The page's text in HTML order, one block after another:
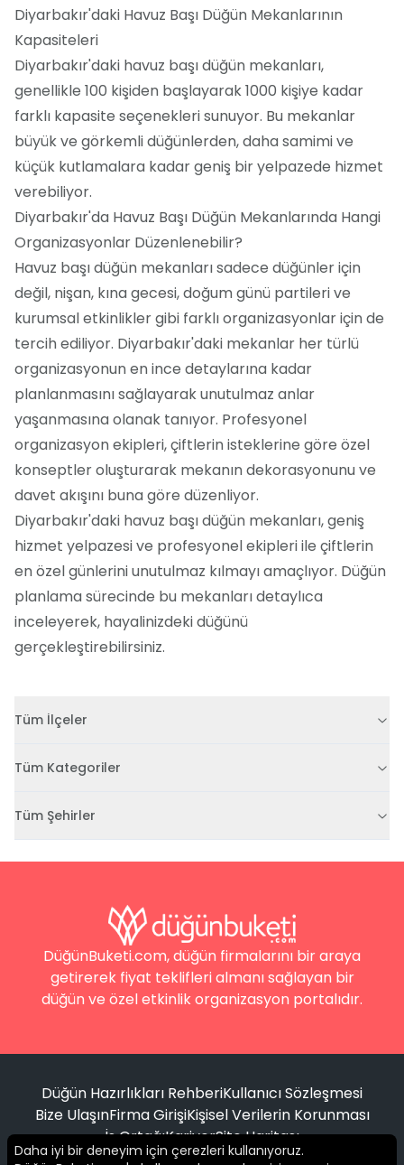
Diyarbakır'daki Havuz Başı Düğün Mekanlarının
Kapasiteleri
Diyarbakır'daki havuz başı düğün mekanları,
genellikle 100 kişiden başlayarak 1000 kişiye kadar
farklı kapasite seçenekleri sunuyor. Bu mekanlar
büyük ve görkemli düğünlerden, daha samimi ve
küçük kutlamalara kadar geniş bir yelpazede hizmet
verebiliyor.
Diyarbakır'da Havuz Başı Düğün Mekanlarında Hangi
Organizasyonlar Düzenlenebilir?
Havuz başı düğün mekanları sadece düğünler için
değil, nişan, kına gecesi, doğum günü partileri ve
kurumsal etkinlikler gibi farklı organizasyonlar için de
tercih ediliyor. Diyarbakır'daki mekanlar her türlü
organizasyonun en ince detaylarına kadar
planlanmasını sağlayarak unutulmaz anlar
yaşanmasına olanak tanıyor. Profesyonel
organizasyon ekipleri, çiftlerin isteklerine göre özel
konseptler oluşturarak mekanın dekorasyonunu ve
davet akışını buna göre düzenliyor.
Diyarbakır'daki havuz başı düğün mekanları, geniş
hizmet yelpazesi ve profesyonel ekipleri ile çiftlerin
en özel günlerini unutulmaz kılmayı amaçlıyor. Düğün
planlama sürecinde bu mekanları detaylıca
inceleyerek, hayalinizdeki düğünü
gerçekleştirebilirsiniz.
Tüm İlçeler
Tüm Kategoriler
Tüm Şehirler
DüğünBuketi.com, düğün firmalarını bir araya
getirerek fiyat teklifleri almanı sağlayan bir
düğün ve özel etkinlik organizasyon portalıdır.
Düğün Hazırlıkları RehberiKullanıcı Sözleşmesi
Bize UlaşınFirma GirişiKişisel Verilerin Korunması
İş OrtağıKariyerSite Haritası
Daha iyi bir deneyim için çerezleri kullanıyoruz.